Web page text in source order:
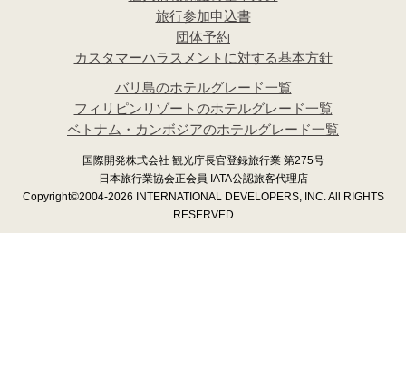
旅行参加申込書
団体予約
カスタマーハラスメントに対する基本方針
バリ島のホテルグレード一覧
フィリピンリゾートのホテルグレード一覧
ベトナム・カンボジアのホテルグレード一覧
国際開発株式会社 観光庁長官登録旅行業 第275号
日本旅行業協会正会員 IATA公認旅客代理店
Copyright©2004-2026 INTERNATIONAL DEVELOPERS, INC. All RIGHTS
RESERVED